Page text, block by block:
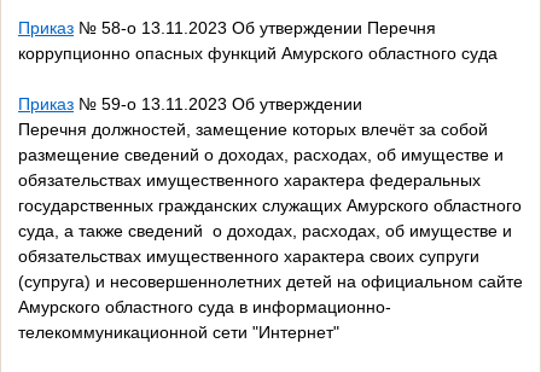
Приказ № 58-о 13.11.2023 Об утверждении Перечня
коррупционно опасных функций Амурского областного суда
Приказ № 59-о 13.11.2023 Об утверждении
Перечня должностей, замещение которых влечёт за собой
размещение сведений о доходах, расходах, об имуществе и
обязательствах имущественного характера федеральных
государственных гражданских служащих Амурского областного
суда, а также сведений о доходах, расходах, об имуществе и
обязательствах имущественного характера своих супруги
(супруга) и несовершеннолетних детей на официальном сайте
Амурского областного суда в информационно-
телекоммуникационной сети "Интернет"